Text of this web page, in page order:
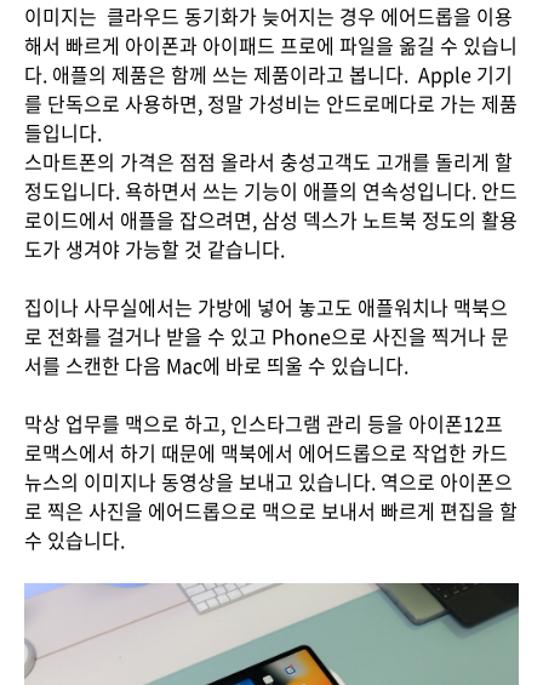
이미지는 클라우드 동기화가 늦어지는 경우 에어드롭을 이용
해서 빠르게 아이폰과 아이패드 프로에 파일을 옮길 수 있습니
다. 애플의 제품은 함께 쓰는 제품이라고 봅니다. Apple 기기
를 단독으로 사용하면, 정말 가성비는 안드로메다로 가는 제품
들입니다.
스마트폰의 가격은 점점 올라서 충성고객도 고개를 돌리게 할
정도입니다. 욕하면서 쓰는 기능이 애플의 연속성입니다. 안드
로이드에서 애플을 잡으려면, 삼성 덱스가 노트북 정도의 활용
도가 생겨야 가능할 것 같습니다.
집이나 사무실에서는 가방에 넣어 놓고도 애플워치나 맥북으
로 전화를 걸거나 받을 수 있고 Phone으로 사진을 찍거나 문
서를 스캔한 다음 Mac에 바로 띄울 수 있습니다.
막상 업무를 맥으로 하고, 인스타그램 관리 등을 아이폰12프
로맥스에서 하기 때문에 맥북에서 에어드롭으로 작업한 카드
뉴스의 이미지나 동영상을 보내고 있습니다. 역으로 아이폰으
로 찍은 사진을 에어드롭으로 맥으로 보내서 빠르게 편집을 할
수 있습니다.